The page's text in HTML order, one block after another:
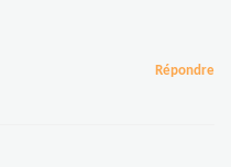
Répondre